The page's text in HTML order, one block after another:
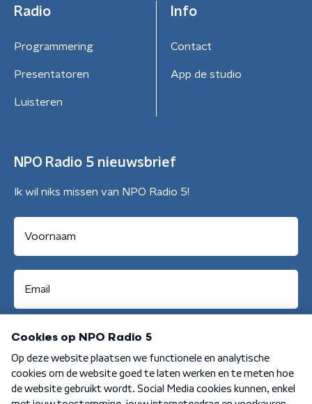
Radio
Programmering
Presentatoren
Luisteren
Info
Contact
App de studio
NPO Radio 5 nieuwsbrief
Ik wil niks missen van NPO Radio 5!
Aanmelden
Algemene voorwaarden